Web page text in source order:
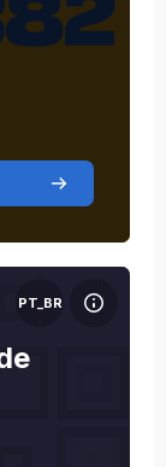
PT_BR